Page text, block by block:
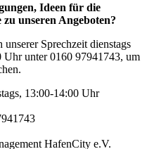
Ideen für die
unseren Angeboten?
Sprechzeit dienstags
Uhr unter 0160 97941743, um
13:00-14:00 Uhr
HafenCity e.V.